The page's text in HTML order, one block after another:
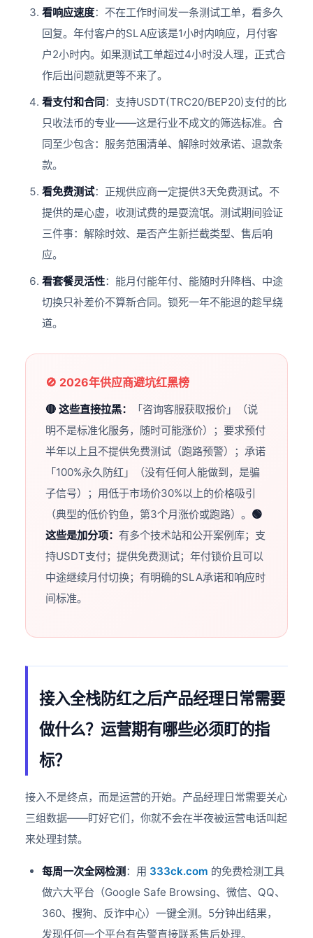
看响应速度：不在工作时间发一条测试工单，看多久
回复。年付客户的SLA应该是1小时内响应，月付客
户2小时内。如果测试工单超过4小时没人理，正式合
作后出问题就更等不来了。
看支付和合同 ：支持USDT(TRC20/BEP20)支付的比
只收法币的专业——这是行业不成文的筛选标准。合
同至少包含：服务范围清单、解除时效承诺、退款条
款。
看免费测试：正规供应商一定提供3天免费测试。不
提供的是心虚，收测试费的是耍流氓。测试期间验证
三件事：解除时效、是否产生新拦截类型、售后响
应。
看套餐灵活性：能月付能年付、能随时升降档、中途
切换只补差价不算新合同。锁死一年不能退的趁早绕
道。
🚫 2026年供应商避坑红黑榜
🔴 这些直接拉黑：
「咨询客服获取报价」（说
明不是标准化服务，随时可能涨价）；要求预付
半年以上且不提供免费测试（跑路预警）；承诺
「100%永久防红」（没有任何人能做到，是骗
子信号）；用低于市场价30%以上的价格吸引
（典型的低价钓鱼，第3个月涨价或跑路）。 🟢
这些是加分项：有多个技术站和公开案例库；支
持USDT支付；提供免费测试；年付锁价且可以
中途继续月付切换；有明确的SLA承诺和响应时
间标准。
接入全栈防红之后产品经理日常需要
做什么？运营期有哪些必须盯的指
标？
接入不是终点，而是运营的开始。产品经理日常需要关心
三组数据——盯好它们，你就不会在半夜被运营电话叫起
来处理封禁。
每周一次全网检测 ：用 333ck.com 的免费检测工具
做六大平台（Google Safe Browsing、微信、QQ、
360、搜狗、反诈中心）一键全测。5分钟出结果，
发现任何一个平台有告警直接联系售后处理。